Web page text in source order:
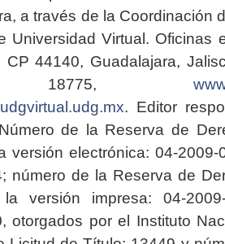
a través de la Coordinación
Universidad Virtual. Oficinas
CP 44140, Guadalajara,
18775,
. Editor
de la Reserva de
versión electrónica: 04-2009-
número de la Reserva de
versión impresa: 04-2009-
otorgados por el Instituto